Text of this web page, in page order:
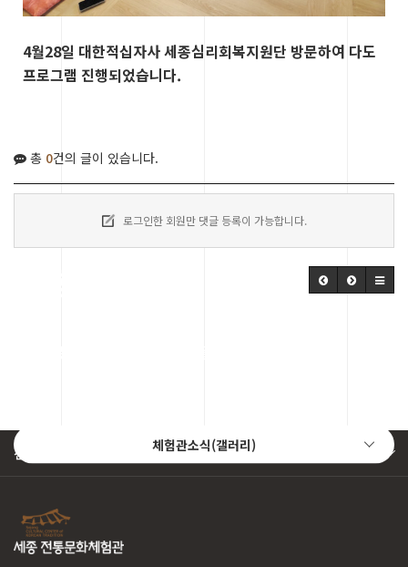
체험관소식(갤러리)
4월28일 대한적십자사 세종심리회복지원단 방문하여 다도
프로그램 진행되었습니다.
총 0건의 글이 있습니다.
로그인한 회원만 댓글 등록이 가능합니다.
전체메뉴